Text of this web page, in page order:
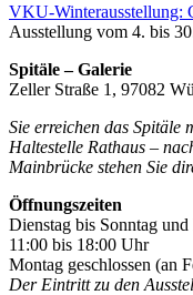
VKU-Winterausstellung:
Ausstellung vom 4. bis
Spitäle – Galerie
Zeller Straße 1, 97082
Sie erreichen das Spitäle
Haltestelle Rathaus –
Mainbrücke stehen Sie
Öffnungszeiten
Dienstag bis Sonntag und
11:00 bis 18:00 Uhr
Montag geschlossen (an
Der Eintritt zu den